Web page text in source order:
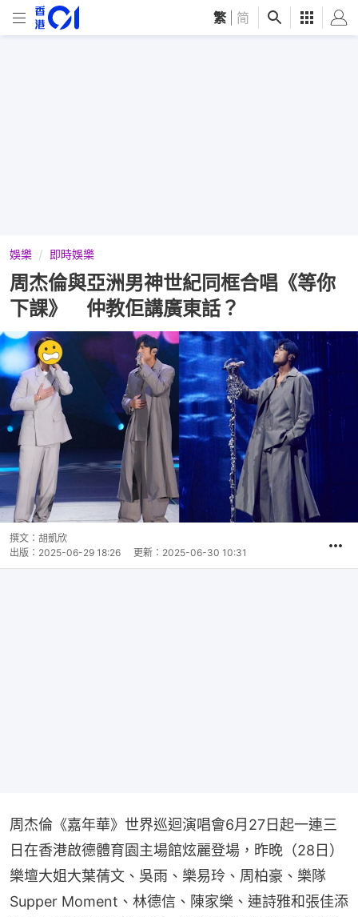
繁 简
娛樂 即時娛樂
周杰倫與亞洲男神世紀同框合唱《等你
下課》 仲教佢講廣東話？
撰文： 胡凱欣
出版： 2025-06-29 18:26 更新： 2025-06-30 10:31
周杰倫《嘉年華》世界巡迴演唱會6月27日起一連三
日在香港啟德體育園主場館炫麗登場，昨晚（28日）
樂壇大姐大葉蒨文、吳雨、樂易玲、周柏豪、樂隊
Supper Moment、林德信、陳家樂、連詩雅和張佳添